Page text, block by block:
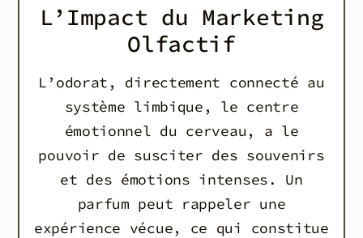
L’Impact du Marketing
Olfactif
L’odorat, directement connecté au
système limbique, le centre
émotionnel du cerveau, a le
pouvoir de susciter des souvenirs
et des émotions intenses. Un
parfum peut rappeler une
expérience vécue, ce qui constitue